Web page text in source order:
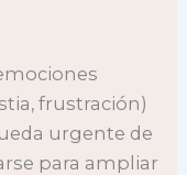
frustración)
urgente de
para ampliar